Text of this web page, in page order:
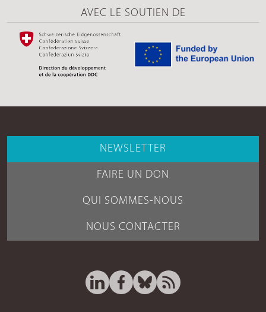
AVEC LE SOUTIEN DE
NEWSLETTER
FAIRE UN DON
QUI SOMMES-NOUS
NOUS CONTACTER